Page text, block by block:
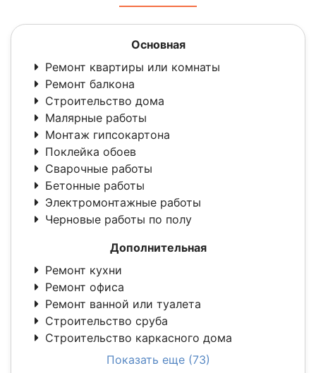
Основная
Ремонт квартиры или комнаты
Ремонт балкона
Строительство дома
Малярные работы
Монтаж гипсокартона
Поклейка обоев
Сварочные работы
Бетонные работы
Электромонтажные работы
Черновые работы по полу
Дополнительная
Ремонт кухни
Ремонт офиса
Ремонт ванной или туалета
Строительство сруба
Строительство каркасного дома
Показать еще (73)